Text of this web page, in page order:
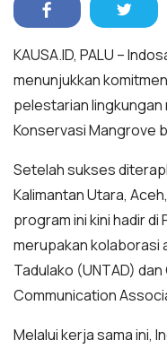
KAUSA.ID, PALU –
menunjukkan
pelestarian lingkungan
Konservasi Mangrove
Setelah sukses
Kalimantan Utara,
program ini kini hadir di
merupakan kolaborasi
Tadulako (UNTAD)
Communication
Melalui kerja sama ini,